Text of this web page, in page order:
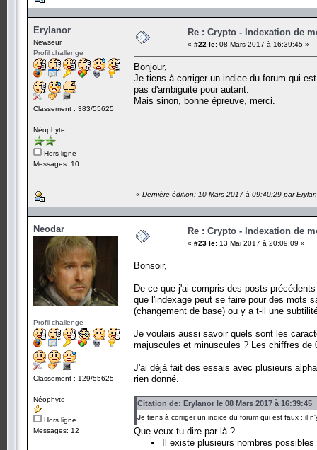
Erylanor
Newseur
Profil challenge
Classement : 383/55625
Néophyte
Hors ligne
Messages: 10
Re : Crypto - Indexation de
« #22 le: 08 Mars 2017 à 16:39:45 »
Bonjour,
Je tiens à corriger un indice du forum qui
pas d'ambiguité pour autant.
Mais sinon, bonne épreuve, merci.
« Dernière édition: 10 Mars 2017 à 09:40:29 par
Neodar
Profil challenge
Classement : 129/55625
Néophyte
Hors ligne
Messages: 12
Re : Crypto - Indexation de
« #23 le: 13 Mai 2017 à 20:09:09 »
Bonsoir,
De ce que j'ai compris des posts
que l'indexage peut se faire pour des mots
(changement de base) ou y a t-il une
Je voulais aussi savoir quels sont les
majuscules et minuscules ? Les chiffres de
J'ai déjà fait des essais avec plusieurs
rien donné.
Citation de: Erylanor le 08 Mars 2017 à 16:39:45
Je tiens à corriger un indice du forum qui est faux : il
Que veux-tu dire par là ?
Il existe plusieurs nombres